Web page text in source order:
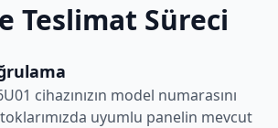
Teslimat Süreci
cihazınızın model numarasını
uyumlu panelin mevcut